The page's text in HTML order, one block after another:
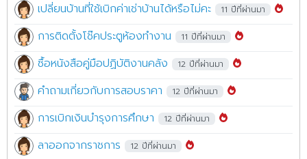
เปลี่ยนบ้านที่ใช้เบิกค่าเช่าบ้านได้หรือไม่คะ 11 ปีที่ผ่านมา
การติดตั้งโช๊คประตูห้องทำงาน 11 ปีที่ผ่านมา
ซื้อหนังสือคู่มือปฏิบัติงานคลัง 12 ปีที่ผ่านมา
คำถามเกี่ยวกับการสอบราคา 12 ปีที่ผ่านมา
การเบิกเงินบำรุงการศึกษา 12 ปีที่ผ่านมา
ลาออกจากราชการ 12 ปีที่ผ่านมา